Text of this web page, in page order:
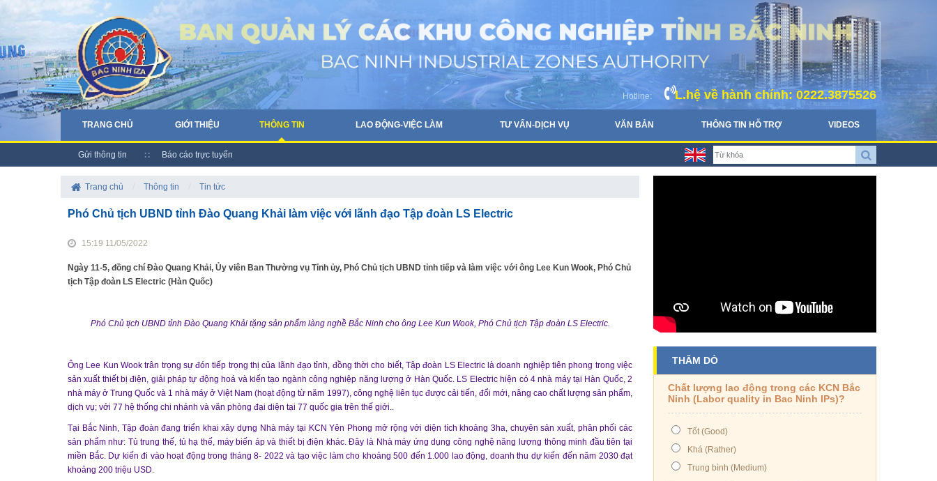
Hotline: L.hệ về hành chính: 0222.3875526
TRANG CHỦ GIỚI THIỆU THÔNG TIN LAO ĐỘNG-VIỆC LÀM TƯ VẤN-DỊCH VỤ VĂN BẢN THÔNG TIN HỖ TRỢ VIDEOS
Gửi thông tin Báo cáo trực tuyến
Trang chủ Thông tin Tin tức
Phó Chủ tịch UBND tỉnh Đào Quang Khải làm việc với lãnh đạo Tập đoàn LS Electric
15:19 11/05/2022
Ngày 11-5, đồng chí Đào Quang Khải, Ủy viên Ban Thường vụ Tỉnh ủy, Phó Chủ tịch UBND tỉnh tiếp và làm việc với ông Lee Kun Wook, Phó Chủ
tịch Tập đoàn LS Electric (Hàn Quốc)
Phó Chủ tịch UBND tỉnh Đào Quang Khải tặng sản phẩm làng nghề Bắc Ninh cho ông Lee Kun Wook, Phó Chủ tịch Tập đoàn LS Electric.
Ông Lee Kun Wook trân trọng sự đón tiếp trọng thị của lãnh đạo tỉnh, đồng thời cho biết, Tập đoàn LS Electric là doanh nghiệp tiên phong trong việc
sản xuất thiết bị điện, giải pháp tự động hoá và kiến tạo ngành công nghiệp năng lượng ở Hàn Quốc. LS Electric hiện có 4 nhà máy tại Hàn Quốc, 2
nhà máy ở Trung Quốc và 1 nhà máy ở Việt Nam (hoạt động từ năm 1997), công nghệ liên tục được cải tiến, đổi mới, nâng cao chất lượng sản phẩm,
dịch vụ; với 77 hệ thống chi nhánh và văn phòng đại diện tại 77 quốc gia trên thế giới..
Tại Bắc Ninh, Tập đoàn đang triển khai xây dựng Nhà máy tại KCN Yên Phong mở rộng với diện tích khoảng 3ha, chuyên sản xuất, phân phối các
sản phẩm như: Tủ trung thế, tủ hạ thế, máy biến áp và thiết bị điện khác. Đây là Nhà máy ứng dụng công nghệ năng lượng thông minh đầu tiên tại
miền Bắc. Dự kiến đi vào hoạt động trong tháng 8- 2022 và tạo việc làm cho khoảng 500 đến 1.000 lao động, doanh thu dự kiến đến năm 2030 đạt
khoảng 200 triệu USD.
THĂM DÒ
Chất lượng lao động trong các KCN Bắc
Ninh (Labor quality in Bac Ninh IPs)?
Tốt (Good)
Khá (Rather)
Trung bình (Medium)